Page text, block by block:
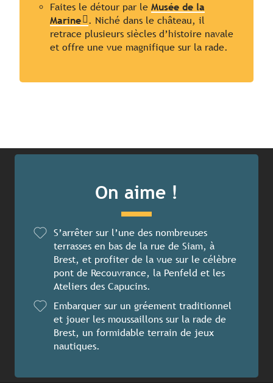
Faites le détour par le Musée de la
Marine
. Niché dans le château, il
retrace plusieurs siècles d’histoire navale
et offre une vue magnifique sur la rade.
On aime !
S’arrêter sur l’une des nombreuses
terrasses en bas de la rue de Siam, à
Brest, et profiter de la vue sur le célèbre
pont de Recouvrance, la Penfeld et les
Ateliers des Capucins.
Embarquer sur un gréement traditionnel
et jouer les moussaillons sur la rade de
Brest, un formidable terrain de jeux
nautiques.